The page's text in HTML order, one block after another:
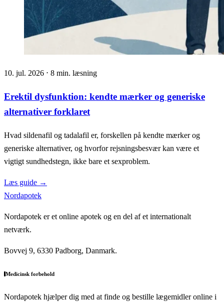
10. jul. 2026 ⋅ 8 min. læsning
Erektil dysfunktion: kendte mærker og generiske
alternativer forklaret
Hvad sildenafil og tadalafil er, forskellen på kendte mærker og
generiske alternativer, og hvorfor rejsningsbesvær kan være et
vigtigt sundhedstegn, ikke bare et sexproblem.
Læs guide →
Nordapotek
Nordapotek er et online apotek og en del af et internationalt
netværk.
Bovvej 9, 6330 Padborg, Danmark.
Medicinsk forbehold
Nordapotek hjælper dig med at finde og bestille lægemidler online i